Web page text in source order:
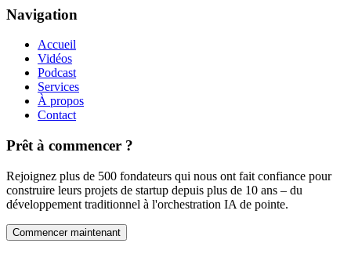
Navigation
Accueil
Vidéos
Podcast
Services
À propos
Contact
Prêt à commencer ?
Rejoignez plus de 500 fondateurs qui nous ont fait confiance pour
construire leurs projets de startup depuis plus de 10 ans – du
développement traditionnel à l'orchestration IA de pointe.
Commencer maintenant